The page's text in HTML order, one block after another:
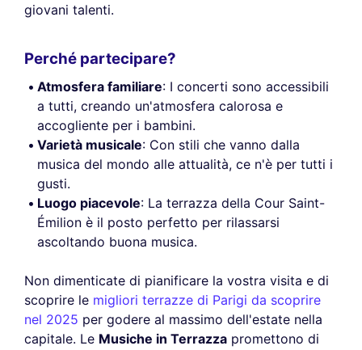
giovani talenti.
Perché partecipare?
Atmosfera familiare: I concerti sono accessibili
a tutti, creando un'atmosfera calorosa e
accogliente per i bambini.
Varietà musicale: Con stili che vanno dalla
musica del mondo alle attualità, ce n'è per tutti i
gusti.
Luogo piacevole: La terrazza della Cour Saint-
Émilion è il posto perfetto per rilassarsi
ascoltando buona musica.
Non dimenticate di pianificare la vostra visita e di
scoprire le migliori terrazze di Parigi da scoprire
nel 2025 per godere al massimo dell'estate nella
capitale. Le Musiche in Terrazza promettono di